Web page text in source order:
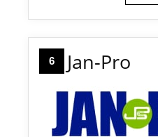
6 Jan-Pro